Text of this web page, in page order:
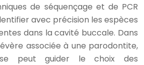
de séquençage et de PCR
avec précision les espèces
dans la cavité buccale. Dans
associée à une parodontite,
peut guider le choix des